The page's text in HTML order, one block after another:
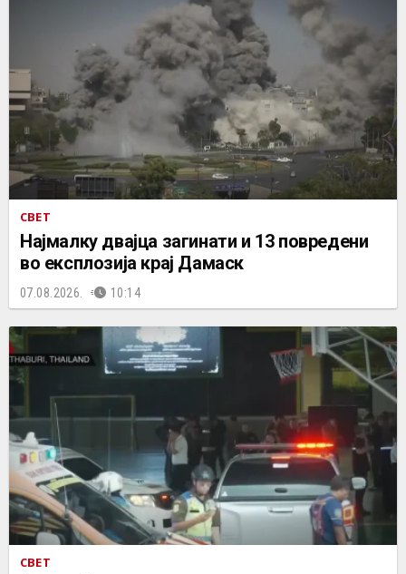
СВЕТ
Најмалку двајца загинати и 13 повредени
во експлозија крај Дамаск
07.08.2026. 10:14
СВЕТ